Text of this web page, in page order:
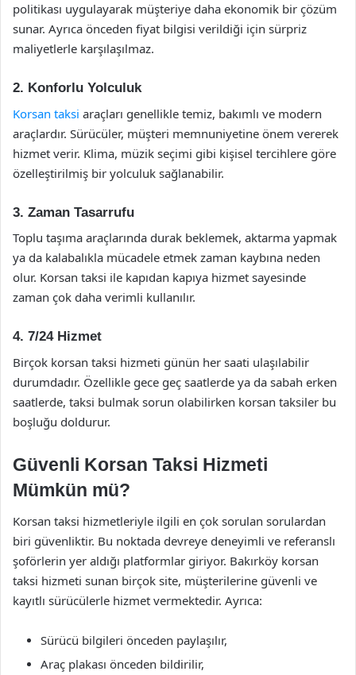
politikası uygulayarak müşteriye daha ekonomik bir çözüm
sunar. Ayrıca önceden fiyat bilgisi verildiği için sürpriz
maliyetlerle karşılaşılmaz.
2. Konforlu Yolculuk
Korsan taksi araçları genellikle temiz, bakımlı ve modern
araçlardır. Sürücüler, müşteri memnuniyetine önem vererek
hizmet verir. Klima, müzik seçimi gibi kişisel tercihlere göre
özelleştirilmiş bir yolculuk sağlanabilir.
3. Zaman Tasarrufu
Toplu taşıma araçlarında durak beklemek, aktarma yapmak
ya da kalabalıkla mücadele etmek zaman kaybına neden
olur. Korsan taksi ile kapıdan kapıya hizmet sayesinde
zaman çok daha verimli kullanılır.
4. 7/24 Hizmet
Birçok korsan taksi hizmeti günün her saati ulaşılabilir
durumdadır. Özellikle gece geç saatlerde ya da sabah erken
saatlerde, taksi bulmak sorun olabilirken korsan taksiler bu
boşluğu doldurur.
Güvenli Korsan Taksi Hizmeti
Mümkün mü?
Korsan taksi hizmetleriyle ilgili en çok sorulan sorulardan
biri güvenliktir. Bu noktada devreye deneyimli ve referanslı
şoförlerin yer aldığı platformlar giriyor. Bakırköy korsan
taksi hizmeti sunan birçok site, müşterilerine güvenli ve
kayıtlı sürücülerle hizmet vermektedir. Ayrıca:
Sürücü bilgileri önceden paylaşılır,
Araç plakası önceden bildirilir,